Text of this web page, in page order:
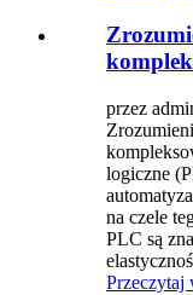
przez
logiczne
na czele
PLC są
Przeczytaj